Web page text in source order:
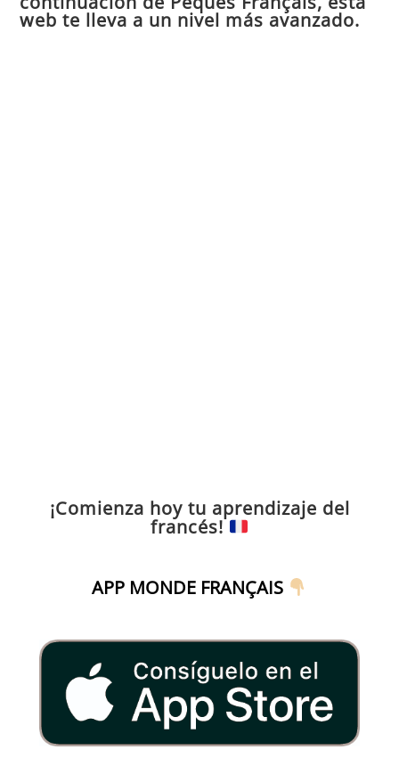
web te lleva a un nivel más avanzado.
¡Comienza hoy tu aprendizaje del
francés!
APP MONDE FRANÇAIS